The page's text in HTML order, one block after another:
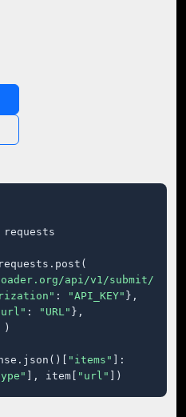
requests
api/v1/submit/"
: "API_KEY" },
: "URL" },
)
"items"
]:
], item[ "url" ])